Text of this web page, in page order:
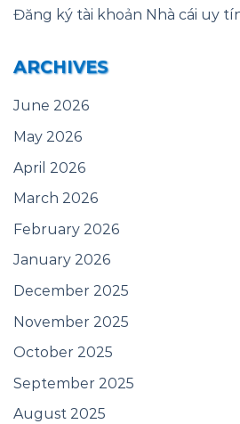
Đăng ký tài khoản Nhà cái uy
ARCHIVES
June 2026
May 2026
April 2026
March 2026
February 2026
January 2026
December 2025
November 2025
October 2025
September 2025
August 2025